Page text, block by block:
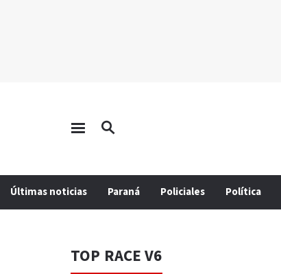
Últimas noticias Paraná Policiales Política
TOP RACE V6